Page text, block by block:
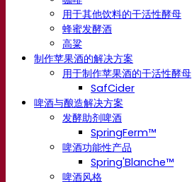
用于其他饮料的干活性酵母
蜂蜜发酵酒
高粱
制作苹果酒的解决方案
用于制作苹果酒的干活性酵母
SafCider
啤酒与酿造解决方案
发酵助剂啤酒
SpringFerm™
啤酒功能性产品
Spring'Blanche™
啤酒风格